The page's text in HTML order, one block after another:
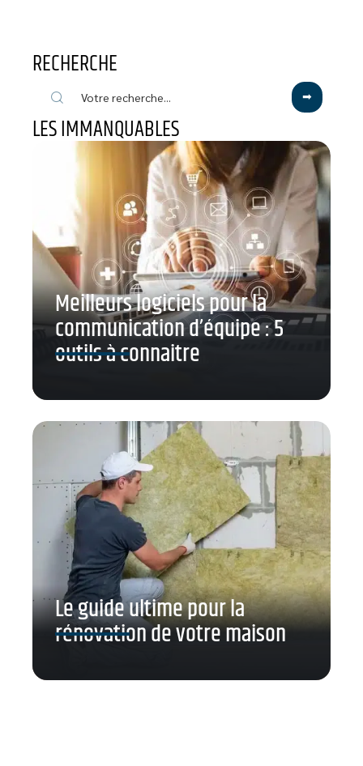
RECHERCHE
LES IMMANQUABLES
Meilleurs logiciels pour la
communication d’équipe : 5
outils à connaitre
Le guide ultime pour la
rénovation de votre maison